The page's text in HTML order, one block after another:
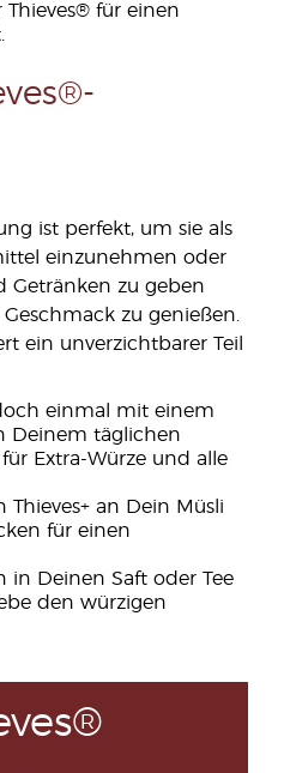
Thieves® für einen
ist perfekt, um sie als
einzunehmen oder
Getränken zu geben
zu genießen.
ein unverzichtbarer Teil
einmal mit einem
Deinem täglichen
Extra-Würze und alle
Thieves+ an Dein Müsli
für einen
in Deinen Saft oder Tee
den würzigen